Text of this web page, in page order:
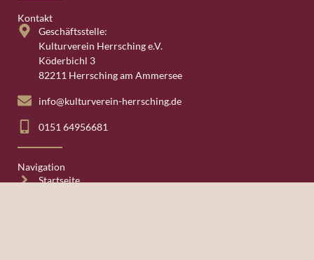
Kontakt
Geschäftsstelle:
Kulturverein Herrsching e.V.
Köderbichl 3
82211 Herrsching am Ammersee
info@kulturverein-herrsching.de
0151 64956681
Navigation
Startseite